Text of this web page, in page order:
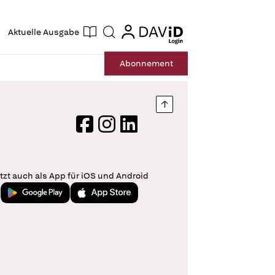
Aktuelle Ausgabe Suche login
login
Abonnement
Nach oben springen
FacebookInstagram
LinkedIn
auch als App für iOS und Android
Jetzt bei Google PlayLaden im App Store